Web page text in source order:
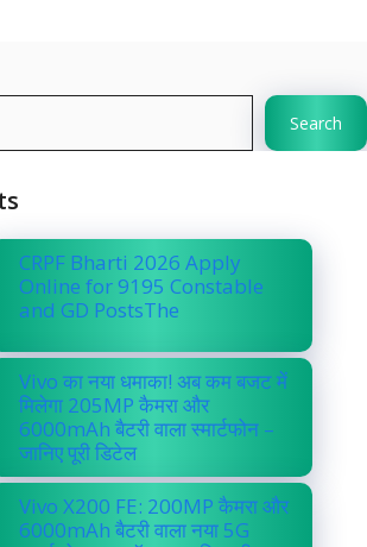
Search
CRPF Bharti 2026 Apply
Online for 9195 Constable
and GD PostsThe
Vivo का नया धमाका! अब कम बजट में
मिलेगा 205MP कैमरा और
6000mAh बैटरी वाला स्मार्टफोन –
जानिए पूरी डिटेल
Vivo X200 FE: 200MP कैमरा और
6000mAh बैटरी वाला नया 5G